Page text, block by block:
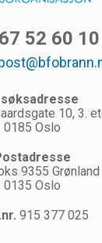
52 60 10
10, 3.
0185 Oslo
9355 Grønland
0135 Oslo
915 377 025